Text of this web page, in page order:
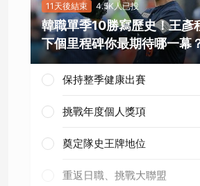
11天後結束 4.5K人已投
韓職單季10勝寫歷史！王彥
下個里程碑你最期待哪一幕
保持整季健康出賽
挑戰年度個人獎項
奠定隊史王牌地位
重返日職、挑戰大聯盟